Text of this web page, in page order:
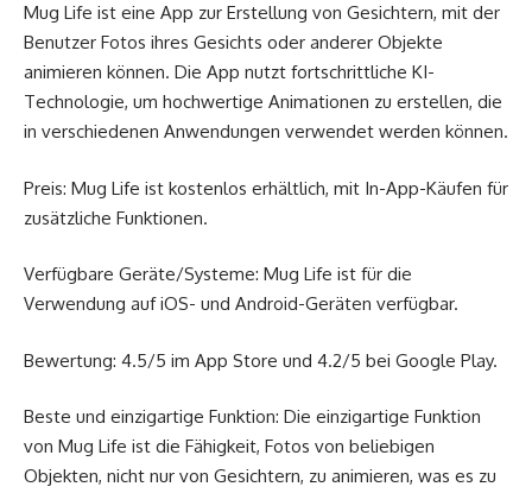
Mug Life ist eine App zur Erstellung von Gesichtern, mit der
Benutzer Fotos ihres Gesichts oder anderer Objekte
animieren können. Die App nutzt fortschrittliche KI-
Technologie, um hochwertige Animationen zu erstellen, die
in verschiedenen Anwendungen verwendet werden können.
Preis: Mug Life ist kostenlos erhältlich, mit In-App-Käufen für
zusätzliche Funktionen.
Verfügbare Geräte/Systeme: Mug Life ist für die
Verwendung auf iOS- und Android-Geräten verfügbar.
Bewertung: 4.5/5 im App Store und 4.2/5 bei Google Play.
Beste und einzigartige Funktion: Die einzigartige Funktion
von Mug Life ist die Fähigkeit, Fotos von beliebigen
Objekten, nicht nur von Gesichtern, zu animieren, was es zu